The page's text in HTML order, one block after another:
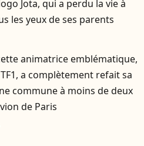
Jota, qui a perdu la vie à
les yeux de ses parents
animatrice emblématique,
a complètement refait sa
commune à moins de deux
de Paris